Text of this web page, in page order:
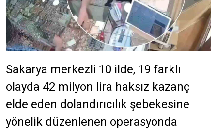
Sakarya merkezli 10 ilde, 19 farklı
olayda 42 milyon lira haksız kazanç
elde eden dolandırıcılık şebekesine
yönelik düzenlenen operasyonda